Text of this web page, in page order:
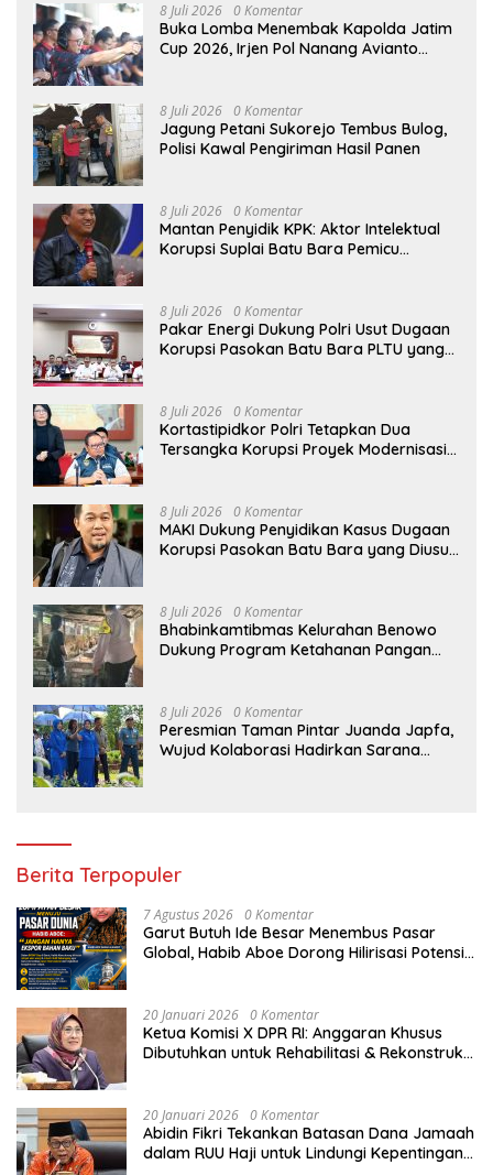
8 Juli 2026 0 Komentar
Buka Lomba Menembak Kapolda Jatim
Cup 2026, Irjen Pol Nanang Avianto
8 Juli 2026 0 Komentar
Jagung Petani Sukorejo Tembus Bulog,
Polisi Kawal Pengiriman Hasil Panen
8 Juli 2026 0 Komentar
Mantan Penyidik KPK: Aktor Intelektual
Korupsi Suplai Batu Bara Pemicu
8 Juli 2026 0 Komentar
Pakar Energi Dukung Polri Usut Dugaan
Korupsi Pasokan Batu Bara PLTU yang
8 Juli 2026 0 Komentar
Kortastipidkor Polri Tetapkan Dua
Tersangka Korupsi Proyek Modernisasi
8 Juli 2026 0 Komentar
MAKI Dukung Penyidikan Kasus Dugaan
Korupsi Pasokan Batu Bara yang Diusut
8 Juli 2026 0 Komentar
Bhabinkamtibmas Kelurahan Benowo
Dukung Program Ketahanan Pangan
8 Juli 2026 0 Komentar
Peresmian Taman Pintar Juanda Japfa,
Wujud Kolaborasi Hadirkan Sarana
Berita Terpopuler
7 Agustus 2026 0 Komentar
Garut Butuh Ide Besar Menembus Pasar
Global, Habib Aboe Dorong Hilirisasi Potensi
20 Januari 2026 0 Komentar
Ketua Komisi X DPR RI: Anggaran Khusus
Dibutuhkan untuk Rehabilitasi & Rekonstruksi
20 Januari 2026 0 Komentar
Abidin Fikri Tekankan Batasan Dana Jamaah
dalam RUU Haji untuk Lindungi Kepentingan